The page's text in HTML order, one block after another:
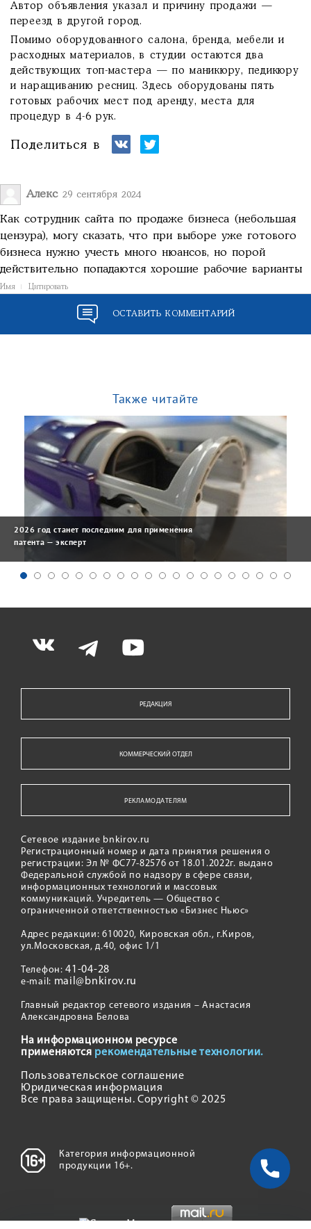
Автор объявления указал и причину продажи —
переезд в другой город.
Помимо оборудованного салона, бренда, мебели и
расходных материалов, в студии остаются два
действующих топ-мастера — по маникюру, педикюру
и наращиванию ресниц. Здесь оборудованы пять
готовых рабочих мест под аренду, места для
процедур в 4-6 рук.
Поделиться в
Алекс 29 сентября 2024
Как сотрудник сайта по продаже бизнеса (небольшая
цензура), могу сказать, что при выборе уже готового
бизнеса нужно учесть много нюансов, но порой
действительно попадаются хорошие рабочие варианты
Имя Цитировать
ОСТАВИТЬ КОММЕНТАРИЙ
Также читайте
2026 год станет последним для применения
патента — эксперт
РЕДАКЦИЯ
КОММЕРЧЕСКИЙ ОТДЕЛ
РЕКЛАМОДАТЕЛЯМ
Сетевое издание bnkirov.ru
Регистрационный номер и дата принятия решения о
регистрации: Эл № ФС77-82576 от 18.01.2022г. выдано
Федеральной службой по надзору в сфере связи,
информационных технологий и массовых
коммуникаций. Учредитель — Общество с
ограниченной ответственностью «Бизнес Ньюс»
Адрес редакции: 610020, Кировская обл., г.Киров,
ул.Московская, д.40, офис 1/1
Телефон:41-04-28
e-mail: mail@bnkirov.ru
Главный редактор сетевого издания – Анастасия
Александровна Белова
На информационном ресурсе
применяются рекомендательные технологии.
Пользовательское соглашение
Юридическая информация
Все права защищены. Copyright © 2025
Категория информационной
продукции 16+.